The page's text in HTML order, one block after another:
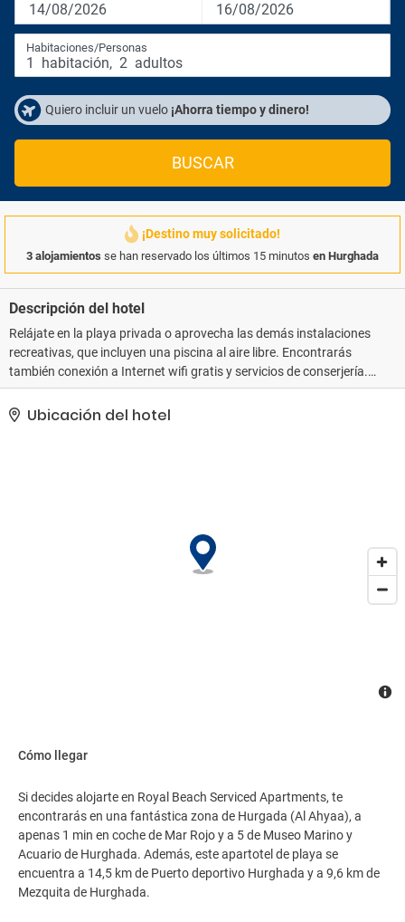
14/08/2026 16/08/2026
Habitaciones/Personas
1 habitación, 2 adultos
Quiero incluir un vuelo ¡Ahorra tiempo y dinero!
BUSCAR
¡Destino muy solicitado!
3 alojamientos se han reservado los últimos 15 minutos en Hurghada
Descripción del hotel
Relájate en la playa privada o aprovecha las demás instalaciones
recreativas, que incluyen una piscina al aire libre. Encontrarás
también conexión a Internet wifi gratis y servicios de conserjería..
Tendrás tintorería, un servicio de recepción las 24 horas y una
lavandería a tu disposición. Pagando un pequeño suplemento
Ubicación del hotel
Cómo llegar
Si decides alojarte en Royal Beach Serviced Apartments, te
encontrarás en una fantástica zona de Hurgada (Al Ahyaa), a
apenas 1 min en coche de Mar Rojo y a 5 de Museo Marino y
Acuario de Hurghada. Además, este apartotel de playa se
encuentra a 14,5 km de Puerto deportivo Hurghada y a 9,6 km de
Mezquita de Hurghada.